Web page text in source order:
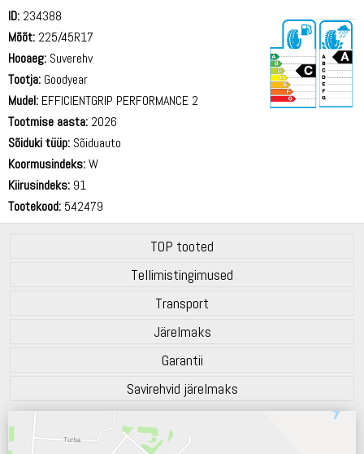
ID: 234388
Mõõt: 225/45R17
Hooaeg: Suverehv
Tootja: Goodyear
Mudel: EFFICIENTGRIP PERFORMANCE 2
Tootmise aasta: 2026
Sõiduki tüüp: Sõiduauto
Koormusindeks:W
Kiirusindeks: 91
Tootekood: 542479
TOP tooted
Tellimistingimused
Transport
Järelmaks
Garantii
Savirehvid järelmaks